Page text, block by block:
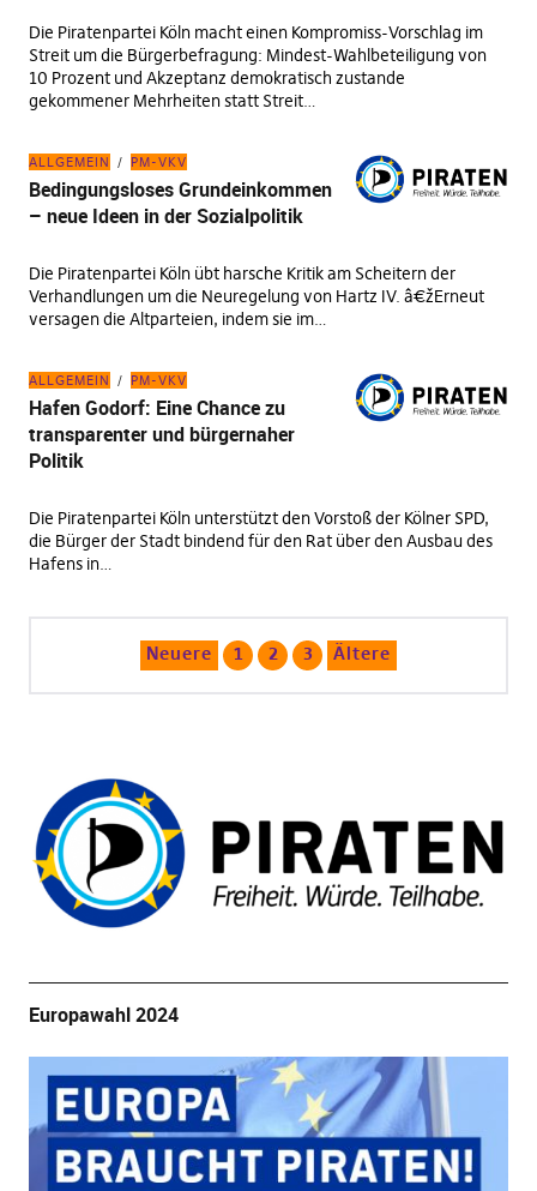
Die Piratenpartei Köln macht einen Kompromiss-Vorschlag im
Streit um die Bürgerbefragung: Mindest-Wahlbeteiligung von
10 Prozent und Akzeptanz demokratisch zustande
gekommener Mehrheiten statt Streit…
ALLGEMEIN PM-VKV
Bedingungsloses Grundeinkommen
– neue Ideen in der Sozialpolitik
Die Piratenpartei Köln übt harsche Kritik am Scheitern der
Verhandlungen um die Neuregelung von Hartz IV. â€žErneut
versagen die Altparteien, indem sie im…
ALLGEMEIN PM-VKV
Hafen Godorf: Eine Chance zu
transparenter und bürgernaher
Politik
Die Piratenpartei Köln unterstützt den Vorstoß der Kölner SPD,
die Bürger der Stadt bindend für den Rat über den Ausbau des
Hafens in…
Neuere 1 2 3 Ältere
Europawahl 2024